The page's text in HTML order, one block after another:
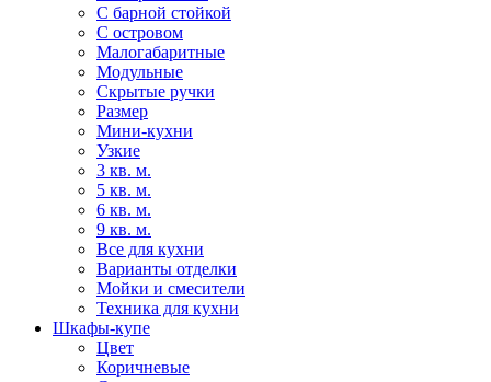
С барной стойкой
С островом
Малогабаритные
Модульные
Скрытые ручки
Размер
Мини-кухни
Узкие
3 кв. м.
5 кв. м.
6 кв. м.
9 кв. м.
Все для кухни
Варианты отделки
Мойки и смесители
Техника для кухни
Шкафы-купе
Цвет
Коричневые